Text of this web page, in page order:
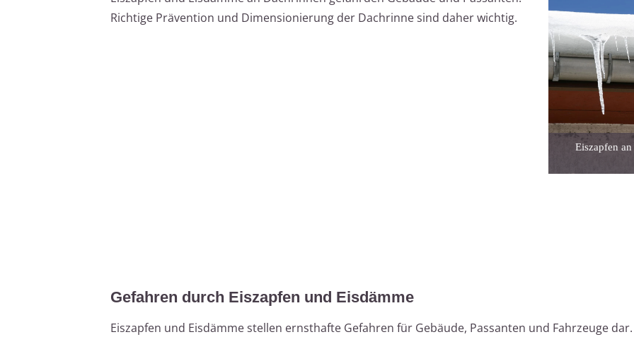
Richtige Prävention und Dimensionierung der Dachrinne sind daher wichtig.
Eiszapfen
Gefahren durch Eiszapfen und Eisdämme
Eiszapfen und Eisdämme stellen ernsthafte Gefahren für Gebäude, Passanten und Fahrzeuge